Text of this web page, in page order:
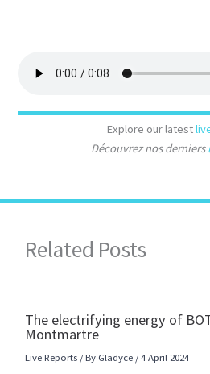
Explore our latest
Découvrez nos derniers
Related Posts
The electrifying energy of
Montmartre
Live Reports / By Gladyce /4 April 2024